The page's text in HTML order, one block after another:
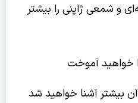
و شمعی ژاپنی را بیشتر
خواهید آموخت
آن بیشتر آشنا خواهید شد